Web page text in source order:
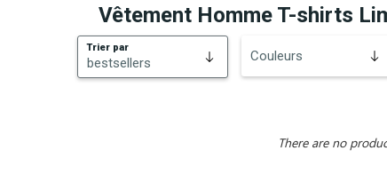
Vêtement Homme T-shirts
Trier par
bestsellers Couleurs
There are no